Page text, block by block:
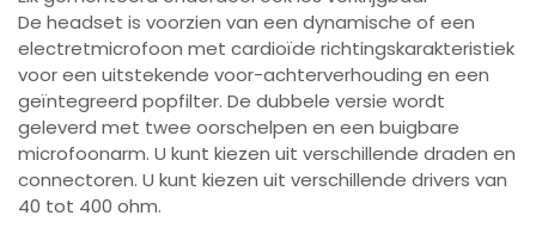
De headset is voorzien van een dynamische of een
electretmicrofoon met cardioïde richtingskarakteristiek
voor een uitstekende voor-achterverhouding en een
geïntegreerd popfilter. De dubbele versie wordt
geleverd met twee oorschelpen en een buigbare
microfoonarm. U kunt kiezen uit verschillende draden en
connectoren. U kunt kiezen uit verschillende drivers van
40 tot 400 ohm.